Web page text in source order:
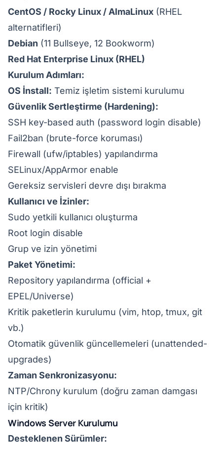
CentOS / Rocky Linux / AlmaLinux (RHEL
alternatifleri)
Debian (11 Bullseye, 12 Bookworm)
Red Hat Enterprise Linux (RHEL)
Kurulum Adımları:
OS İnstall: Temiz işletim sistemi kurulumu
Güvenlik Sertleştirme (Hardening):
SSH key-based auth (password login disable)
Fail2ban (brute-force koruması)
Firewall (ufw/iptables) yapılandırma
SELinux/AppArmor enable
Gereksiz servisleri devre dışı bırakma
Kullanıcı ve İzinler:
Sudo yetkili kullanıcı oluşturma
Root login disable
Grup ve izin yönetimi
Paket Yönetimi:
Repository yapılandırma (official +
EPEL/Universe)
Kritik paketlerin kurulumu (vim, htop, tmux, git
vb.)
Otomatik güvenlik güncellemeleri (unattended-
upgrades)
Zaman Senkronizasyonu:
NTP/Chrony kurulum (doğru zaman damgası
için kritik)
Windows Server Kurulumu
Desteklenen Sürümler: